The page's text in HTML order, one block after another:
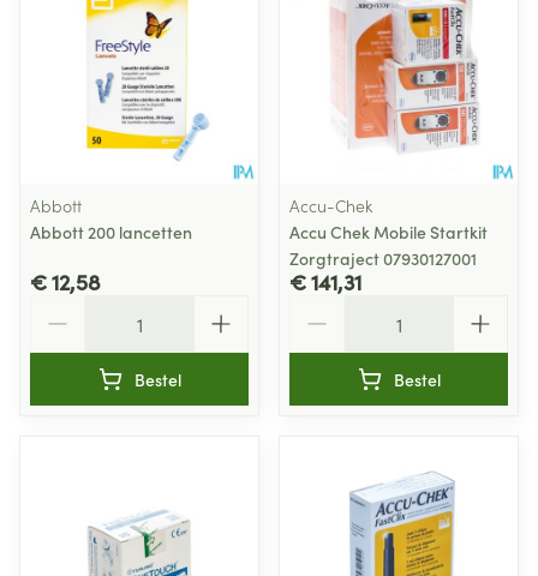
Abbott
Abbott 200 lancetten
€ 12,58
Bestel
Accu-Chek
Accu Chek Mobile Startkit
Zorgtraject 07930127001
€ 141,31
Bestel